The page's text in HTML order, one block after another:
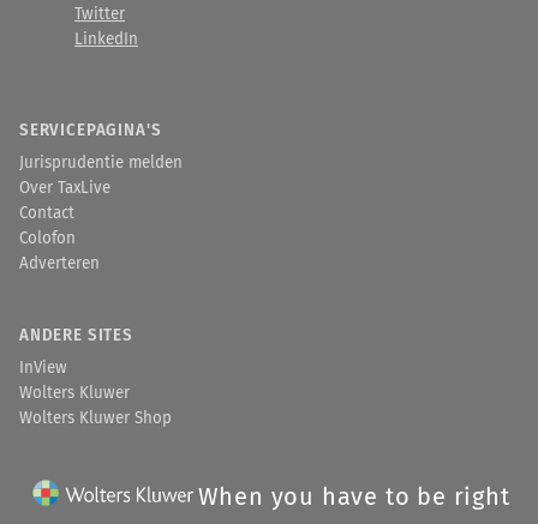
Twitter
LinkedIn
SERVICEPAGINA'S
Jurisprudentie melden
Over TaxLive
Contact
Colofon
Adverteren
ANDERE SITES
InView
Wolters Kluwer
Wolters Kluwer Shop
When you have to be right